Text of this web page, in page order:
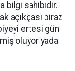
bilgi sahibidir.
açıkçası biraz
ertesi gün
oluyor yada